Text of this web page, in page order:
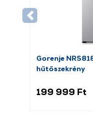
Gorenje
hűtőszekrény
199 999 Ft